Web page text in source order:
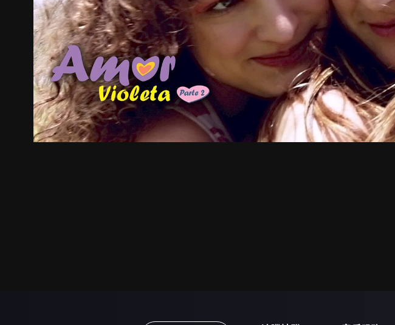
預告 劇照 推薦影片 劇情介紹